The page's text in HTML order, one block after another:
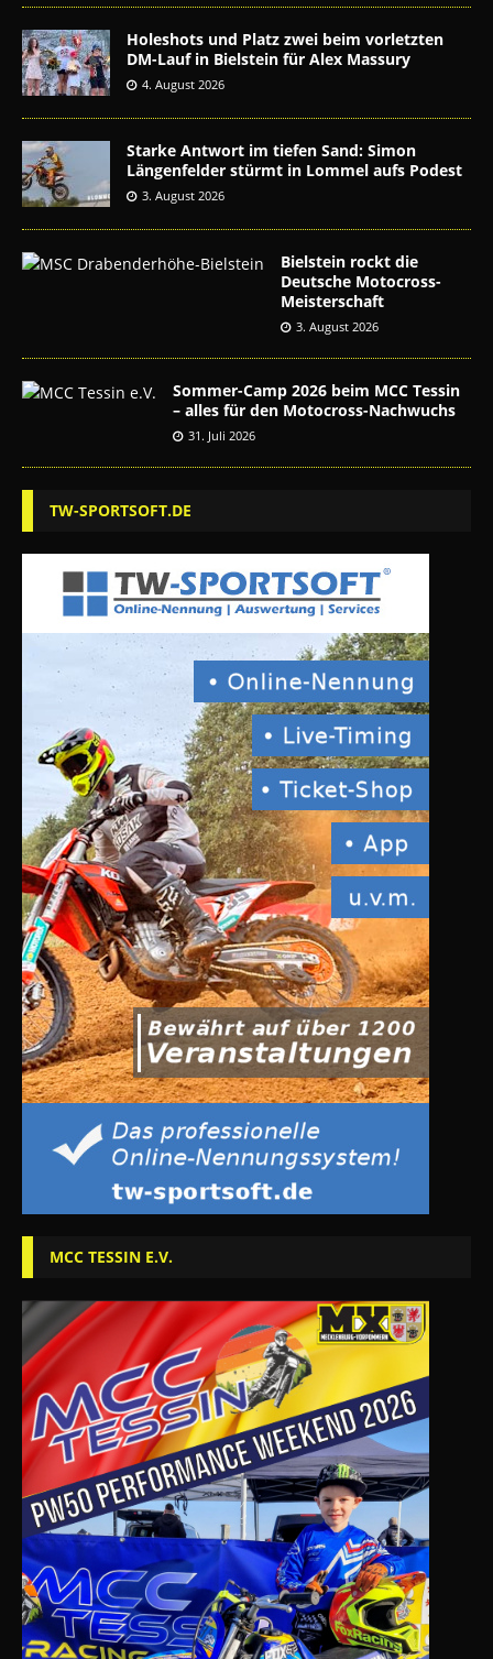
Holeshots und Platz zwei beim vorletzten
DM-Lauf in Bielstein für Alex Massury
4. August 2026
Starke Antwort im tiefen Sand: Simon
Längenfelder stürmt in Lommel aufs Podest
3. August 2026
Bielstein rockt die
Deutsche Motocross-
Meisterschaft
3. August 2026
Sommer-Camp 2026 beim MCC Tessin
– alles für den Motocross-Nachwuchs
31. Juli 2026
TW-SPORTSOFT.DE
MCC TESSIN E.V.